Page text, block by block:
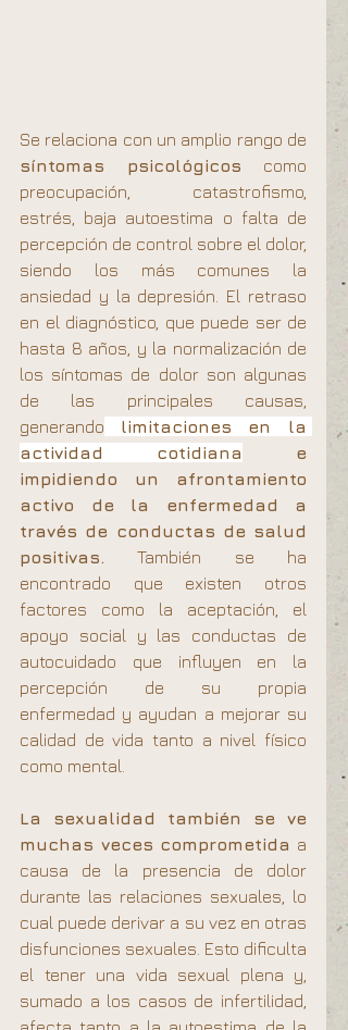
síntomas psicológicos como
preocupación, catastrofismo,
estrés, baja autoestima o falta de
percepción de control sobre el dolor,
siendo los más comunes la
ansiedad y la depresión. El retraso
en el diagnóstico, que puede ser de
hasta 8 años, y la normalización de
los síntomas de dolor son algunas
de las principales causas,
generando
limitaciones en la
actividad cotidiana
e
impidiendo un afrontamiento
activo de la enfermedad a
través de conductas de salud
positivas. También se ha
encontrado que existen otros
factores como la aceptación, el
apoyo social y las conductas de
autocuidado que influyen en la
percepción de su propia
enfermedad y ayudan a mejorar su
calidad de vida tanto a nivel físico
como mental.
La sexualidad también se ve
muchas veces comprometida a
causa de la presencia de dolor
durante las relaciones sexuales, lo
cual puede derivar a su vez en otras
disfunciones sexuales. Esto dificulta
el tener una vida sexual plena y,
sumado a los casos de infertilidad,